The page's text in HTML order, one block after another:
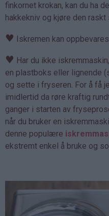
finkornet krokan, kan du ha
hakkekniv og kjøre den raskt
♥ Iskremen kan
♥ Har du ikke
en plastboks eller lignende
og sette i fryseren. For å få
imidlertid da røre kraftig
ganger i starten av
når du bruker en
denne populære
ekstremt enkel å bruke og